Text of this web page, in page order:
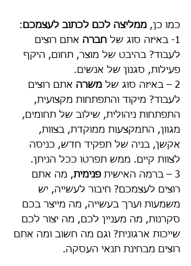
כמו כן, ממליצה לכם לכתוב לעצמכם:
1- באיזה סוג של
חברה אתם רוצים
לעבוד? בהיבט של מוצר, תחום, היקף
פעילות, סגנון של אנשים.
2 – באיזה סוג של
משרה אתם רוצים
לעבוד? מיקוד והתפתחות מקצועית,
התפתחות ניהולית, שילוב של תחומים,
מגוון, התמקצעות ממוקדת, בצוות,
אקשן, בניה של תפקיד חדש, כניסה
לצוות קיים. ממש תפרטו ככל הניתן.
3 – ברמה האישית
פנימית, מה אתם
רוצים לעצמכם? חיבור לעשייה, יש
משמעות וערך בעשייה, מה מייצר בכם
סקרנות, מה מעניין לכם, מה יצור לכם
שייכות ארגונית? וגם מה חשוב ומה אתם
רוצים מבחינת תנאי העסקה.